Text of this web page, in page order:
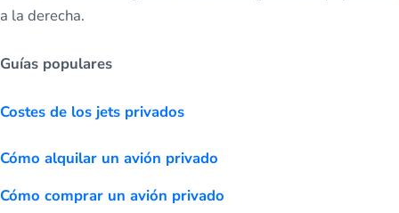
a la derecha.
Guías populares
Costes de los jets privados
Cómo alquilar un avión privado
Cómo comprar un avión privado